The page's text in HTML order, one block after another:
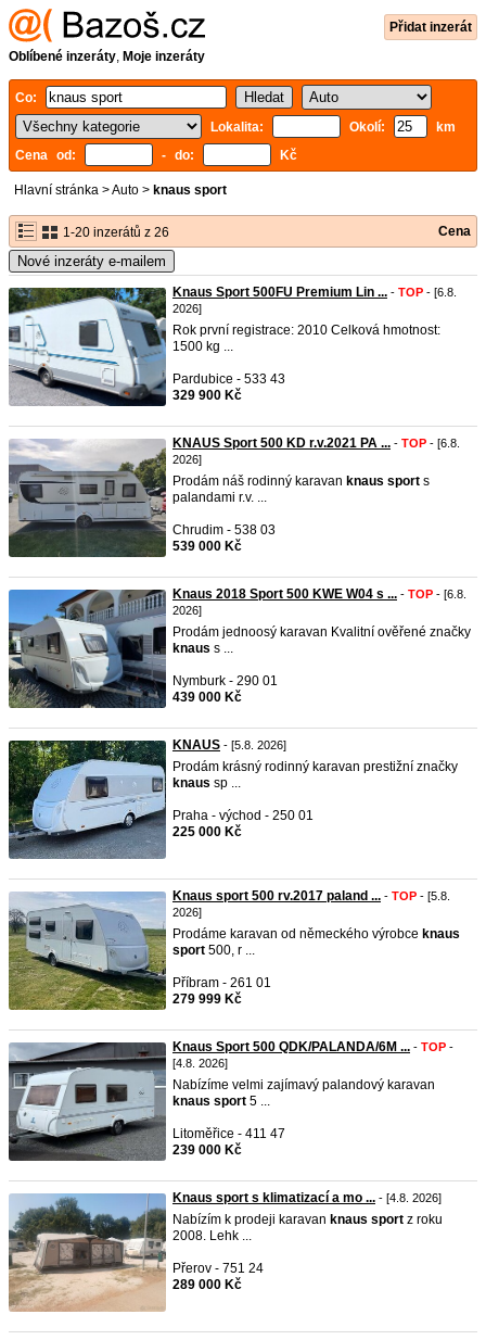
Přidat inzerát
Oblíbené inzeráty, Moje inzeráty
Co:
Lokalita:
Okolí:
km
Cena od:
- do: Kč
Hlavní stránka >Auto > knaus sport
1-20 inzerátů z 26 Cena
Nové inzeráty e-mailem
Knaus Sport 500FU Premium Lin ... - TOP - [6.8.
2026]
Rok první registrace: 2010 Celková hmotnost:
1500 kg ...
Pardubice - 533 43
329 900 Kč
KNAUS Sport 500 KD r.v.2021 PA ... - TOP - [6.8.
2026]
Prodám náš rodinný karavan knaus sport s
palandami r.v. ...
Chrudim - 538 03
539 000 Kč
Knaus 2018 Sport 500 KWE W04 s ... - TOP - [6.8.
2026]
Prodám jednoosý karavan Kvalitní ověřené značky
knaus s ...
Nymburk - 290 01
439 000 Kč
KNAUS - [5.8. 2026]
Prodám krásný rodinný karavan prestižní značky
knaus sp ...
Praha - východ - 250 01
225 000 Kč
Knaus sport 500 rv.2017 paland ... - TOP - [5.8.
2026]
Prodáme karavan od německého výrobce knaus
sport 500, r ...
Příbram - 261 01
279 999 Kč
Knaus Sport 500 QDK/PALANDA/6M ... - TOP -
[4.8. 2026]
Nabízíme velmi zajímavý palandový karavan
knaus sport 5 ...
Litoměřice - 411 47
239 000 Kč
Knaus sport s klimatizací a mo ... - [4.8. 2026]
Nabízím k prodeji karavan knaus sport z roku
2008. Lehk ...
Přerov - 751 24
289 000 Kč